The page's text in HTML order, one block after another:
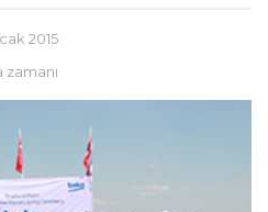
2015